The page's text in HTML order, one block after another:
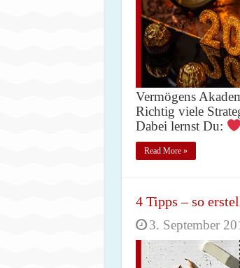
Vermögens
Richtig viele
Dabei lernst Du:
Read More »
4 Tipps – so
3. September